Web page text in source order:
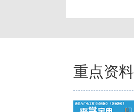
重点资料